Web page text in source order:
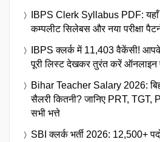
IBPS Clerk Syllabus PDF: यहाँ
कम्पलीट सिलेबस और नया परीक्षा
IBPS क्लर्क में 11,403 वैकेंसी!
पूरी लिस्ट देखकर तुरंत करें ऑनलाइन
Bihar Teacher Salary 2026:
सैलरी कितनी? जानिए PRT, TGT,
सभी भत्ते
SBI क्लर्क भर्ती 2026: 12,500+